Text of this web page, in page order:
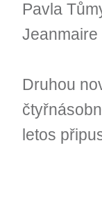
Pavla
Jeanmaire
Druhou
letos